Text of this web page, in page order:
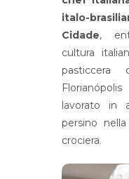
italo-
Cidade,
cultura
lavorato in
persino
crociera.